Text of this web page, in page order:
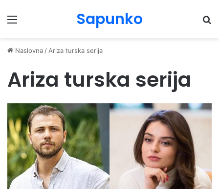
Menu Sapunko
Naslovna / Ariza turska serija
Ariza turska serija